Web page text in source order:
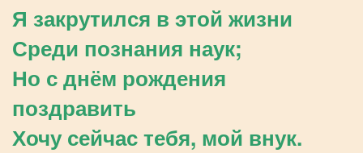
Я закрутился в этой жизни
Среди познания наук;
Но с днём рождения
поздравить
Хочу сейчас тебя, мой внук.